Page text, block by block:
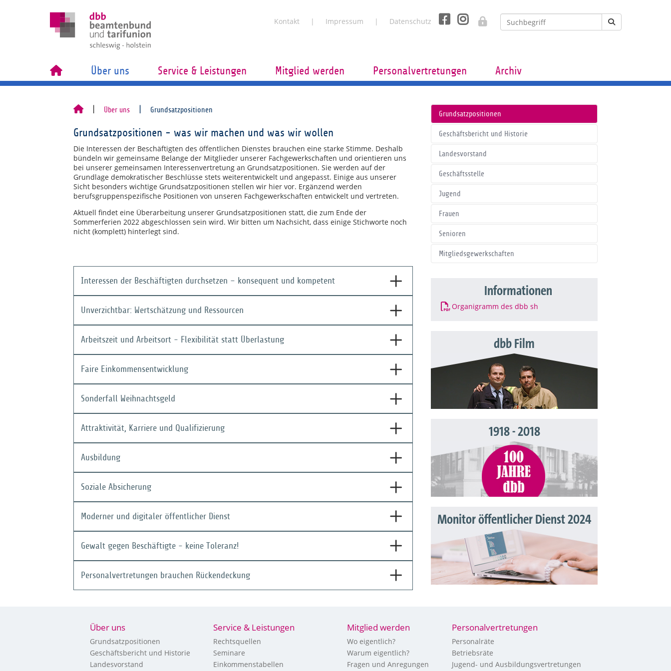
Kontakt Impressum Datenschutz
Über uns Service & Leistungen Mitglied werden Personalvertretungen Archiv
Über uns Grundsatzpositionen
Grundsatzpositionen - was wir machen und was wir wollen
Die Interessen der Beschäftigten des öffentlichen Dienstes brauchen eine starke Stimme. Deshalb
bündeln wir gemeinsame Belange der Mitglieder unserer Fachgewerkschaften und orientieren uns
bei unserer gemeinsamen Interessenvertretung an Grundsatzpositionen. Sie werden auf der
Grundlage demokratischer Beschlüsse stets weiterentwickelt und angepasst. Einige aus unserer
Sicht besonders wichtige Grundsatzpositionen stellen wir hier vor. Ergänzend werden
berufsgruppenspezifische Positionen von unseren Fachgewerkschaften entwickelt und vertreten.
Aktuell findet eine Überarbeitung unserer Grundsatzpositionen statt, die zum Ende der
Sommerferien 2022 abgeschlossen sein wird. Wir bitten um Nachsicht, dass einige Stichworte noch
nicht (komplett) hinterlegt sind.
Interessen der Beschäftigten durchsetzen – konsequent und kompetent
Unverzichtbar: Wertschätzung und Ressourcen
Arbeitszeit und Arbeitsort - Flexibilität statt Überlastung
Faire Einkommensentwicklung
Sonderfall Weihnachtsgeld
Attraktivität, Karriere und Qualifizierung
Ausbildung
Soziale Absicherung
Moderner und digitaler öffentlicher Dienst
Gewalt gegen Beschäftigte - keine Toleranz!
Personalvertretungen brauchen Rückendeckung
Grundsatzpositionen
Geschäftsbericht und Historie
Landesvorstand
Geschäftsstelle
Jugend
Frauen
Senioren
Mitgliedsgewerkschaften
Informationen
Organigramm des dbb sh
dbb Film
1918 - 2018
Monitor öffentlicher Dienst 2024
Über uns
Grundsatzpositionen
Geschäftsbericht und Historie
Landesvorstand
Service & Leistungen
Rechtsquellen
Seminare
Einkommenstabellen
Mitglied werden
Wo eigentlich?
Warum eigentlich?
Fragen und Anregungen
Personalvertretungen
Personalräte
Betriebsräte
Jugend- und Ausbildungsvertretungen